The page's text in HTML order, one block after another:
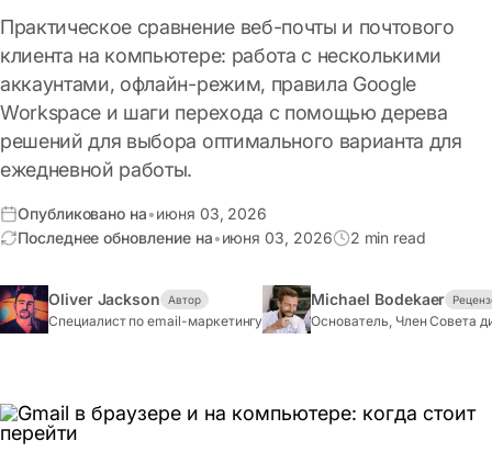
Практическое сравнение веб-почты и почтового
клиента на компьютере: работа с несколькими
аккаунтами, офлайн-режим, правила Google
Workspace и шаги перехода с помощью дерева
решений для выбора оптимального варианта для
ежедневной работы.
Опубликовано на•июня 03, 2026
Последнее обновление на•июня 03, 2026 2 min read
Oliver Jackson Автор
Специалист по email-маркетингу
Michael Bodekaer
Основатель, Член Совета